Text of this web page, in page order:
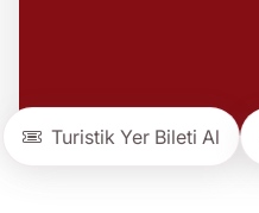
Turistik Yer Bileti Al